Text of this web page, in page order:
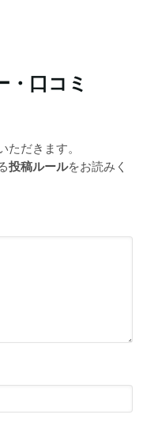
・口コミ
だきます。
投稿ルールをお読みく